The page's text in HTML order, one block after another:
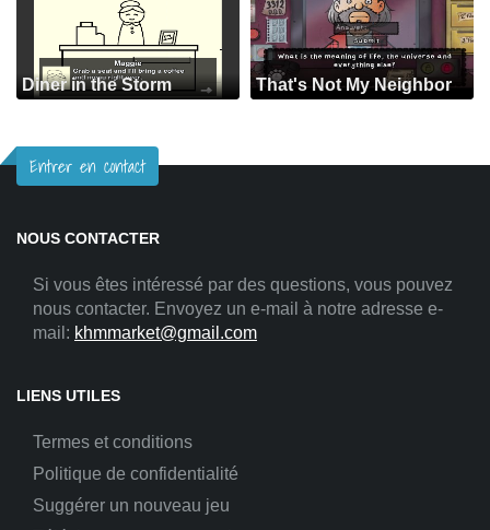
Diner in the Storm That's Not My Neighbor
Entrer en contact
NOUS CONTACTER
Si vous êtes intéressé par des questions, vous pouvez
nous contacter. Envoyez un e-mail à notre adresse e-
mail: khmmarket@gmail.com
LIENS UTILES
Termes et conditions
Politique de confidentialité
Suggérer un nouveau jeu